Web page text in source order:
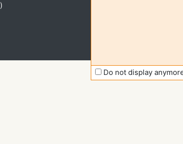
Do not display
)